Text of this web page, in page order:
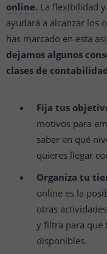
online. La flexibilidad
ayudará a alcanzar los
has marcado en esta
dejamos algunos
clases de
Fija tus
motivos para
saber en qué
quieres llegar
Organiza tu
online es la
otras
y filtra para que
disponibles.